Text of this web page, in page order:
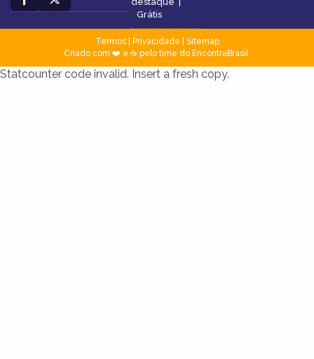
Grátis
Termos| Privacidade
Sitemap
Criado com ❤️ e ☕ pelo time do EncontraBrasil
Statcounter code invalid. Insert a fresh copy.